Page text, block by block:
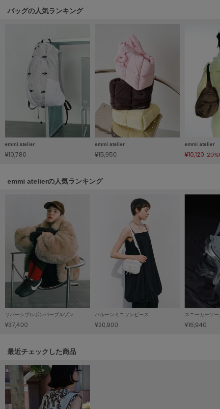
made of Organics
メイドオブオーガニクス
ミチュ コケット
MIESROHE
miies miim
ミーエスミーム
Mila Owen
MUCHA
ミュシャ
NEW Balance
ニューバランス
nezu
ネズ
NOWNS
ナウンス
null.
バッグの人気ランキング
emmi atelier
¥10,780
emmi atelier
¥15,950
emmi atelier
¥10,120
emmi atelierの人気ランキング
リバーシブルボンバーブルゾン
¥37,400
バルーンミニワンピース
¥20,900
スニーカーソ
¥16,940
関連記事
最近チェックした商品